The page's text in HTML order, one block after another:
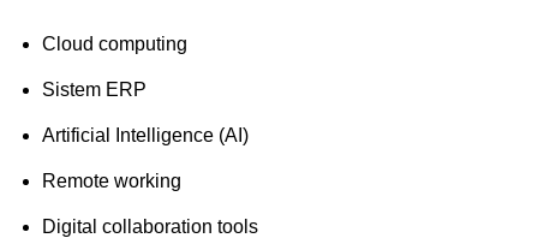
Cloud computing
Sistem ERP
Artificial Intelligence (AI)
Remote working
Digital collaboration tools